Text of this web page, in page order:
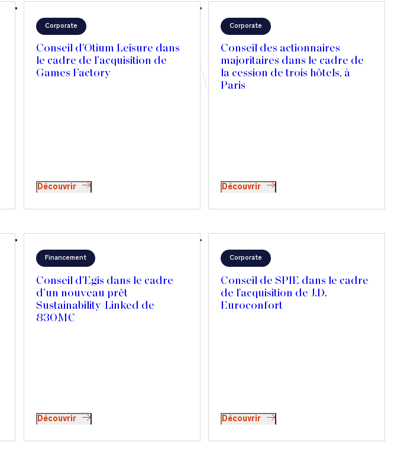
Corporate
Conseil d'Otium Leisure dans
le cadre de l’acquisition de
Games Factory
Découvrir
Corporate
Conseil des actionnaires
majoritaires dans le cadre de
la cession de trois hôtels, à
Paris
Découvrir
Financement
Conseil d'Egis dans le cadre
d’un nouveau prêt
Sustainability-Linked de
830M€
Découvrir
Corporate
Conseil de SPIE dans le cadre
de l'acquisition de J.D.
Euroconfort
Découvrir